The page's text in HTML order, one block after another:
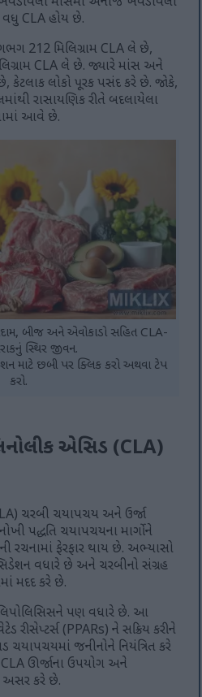
વધુ CLA હોય છે.
212 મિલિગ્રામ CLA લે છે,
CLA લે છે. જ્યારે માંસ અને
છે, કેટલાક લોકો પૂરક પસંદ કરે છે. જોકે,
રાસાયણિક રીતે બદલાયેલા
આવે છે.
બીજ અને એવોકાડો સહિત CLA-
સ્થિર જીવન.
માટે છબી પર ક્લિક કરો અથવા ટેપ
કરો.
એસિડ (CLA)
ચરબી ચયાપચય અને ઉર્જા
પદ્ધતિ ચયાપચયના માર્ગોને
રચનામાં ફેરફાર થાય છે. અભ્યાસો
વધારે છે અને ચરબીનો સંગ્રહ
મદદ કરે છે.
લિપોલિસિસને પણ વધારે છે. આ
રીસેપ્ટર્સ (PPARs) ને સક્રિય કરીને
ચયાપચયમાં જનીનોને નિયંત્રિત કરે
CLA ઊર્જાના ઉપયોગ અને
અસર કરે છે.